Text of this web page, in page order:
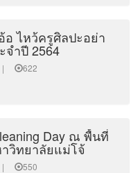
ไหว้ครูศิลปะอย่า
จำปี 2564
| 622
Day ณ พื้นที่
วิทยาลัยแม่โจ้
| 550